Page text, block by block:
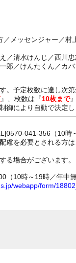
メッセンジャー／
／清水けんじ／西川
郎／けんたくん／カバ
。予定枚数に達し次第
』、枚数は『10枚まで
御により自動で決定し
041-356（10時
慮を必要とされる方
る場合がございます。
10時～19時／年中無
webapp/form/